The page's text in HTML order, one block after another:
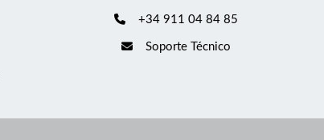
+34 911 04 84 85
Soporte Técnico